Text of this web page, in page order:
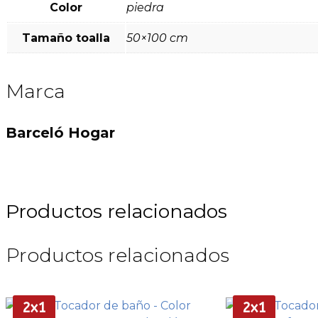
Color piedra
Tamaño toalla 50×100 cm
Marca
Barceló Hogar
Productos relacionados
Productos relacionados
2x1 2x1